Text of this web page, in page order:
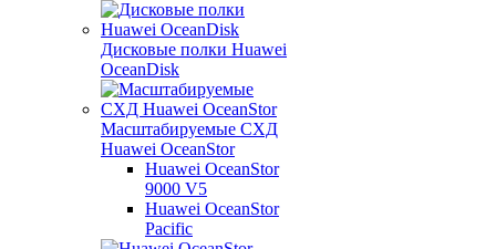
Дисковые полки Huawei
OceanDisk
Масштабируемые СХД
Huawei OceanStor
Huawei OceanStor
9000 V5
Huawei OceanStor
Pacific